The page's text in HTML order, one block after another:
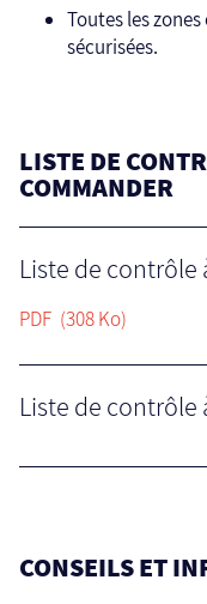
Toutes les
sécurisées.
LISTE DE
COMMANDER
Liste de contrôle
PDF (308 Ko)
Liste de
CONSEILS ET